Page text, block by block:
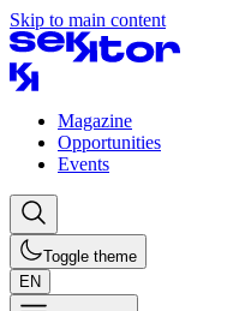
Skip to main content
Magazine
Opportunities
Events
Toggle theme
EN